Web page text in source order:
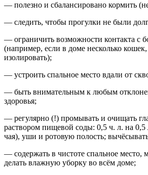
— полезно и сбалансировано кормить
— следить, чтобы прогулки не были
— ограничить возможности контакта с
(например, если в доме несколько
изолировать);
— устроить спальное место вдали от
— быть внимательным к любым
здоровья;
— регулярно (!) промывать и очищать
раствором пищевой соды: 0,5 ч. л. на
чая), уши и ротовую полость;
— содержать в чистоте спальное место,
делать влажную уборку во всём доме;